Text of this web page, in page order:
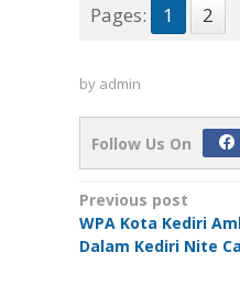
Pages: 1 2
by admin
Follow Us On
Post
navigation
Previous post
WPA Kota Kediri
Dalam Kediri Nite